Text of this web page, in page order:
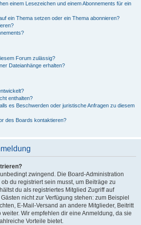
einem Lesezeichen und einem Abonnements für ein
ein Thema setzen oder ein Thema abonnieren?
Forum zulässig?
Dateianhänge erhalten?
enthalten?
es Beschwerden oder juristische Anfragen zu diesem
des Boards kontaktieren?
zwingend. Die Board-Administration
du registriert sein musst, um Beiträge zu
du als registriertes Mitglied Zugriff auf
nicht zur Verfügung stehen: zum Beispiel
E-Mail-Versand an andere Mitglieder, Beitritt
Wir empfehlen dir eine Anmeldung, da sie
Vorteile bietet.